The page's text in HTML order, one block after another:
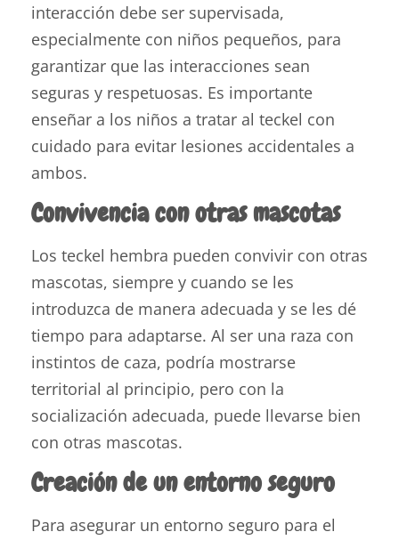
interacción debe ser supervisada,
especialmente con niños pequeños, para
garantizar que las interacciones sean
seguras y respetuosas. Es importante
enseñar a los niños a tratar al teckel con
cuidado para evitar lesiones accidentales a
ambos.
Convivencia con otras mascotas
Los teckel hembra pueden convivir con otras
mascotas, siempre y cuando se les
introduzca de manera adecuada y se les dé
tiempo para adaptarse. Al ser una raza con
instintos de caza, podría mostrarse
territorial al principio, pero con la
socialización adecuada, puede llevarse bien
con otras mascotas.
Creación de un entorno seguro
Para asegurar un entorno seguro para el